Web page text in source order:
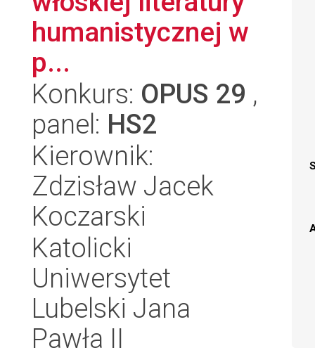
humanistycznej w
p...
Konkurs: OPUS 29 ,
panel: HS2
Kierownik:
Zdzisław Jacek
Koczarski
Katolicki
Uniwersytet
Lubelski Jana
Pawła II